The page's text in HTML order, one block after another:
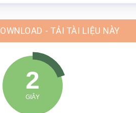
- TẢI TÀI LIỆU NÀY